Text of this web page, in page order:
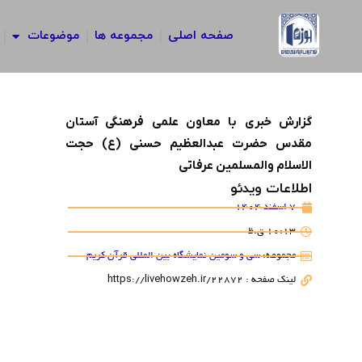
صفحه اصلی مجموعه ها موضوعات
گزارش خبری با معاون علمی فرهنگی آستان
مقدس حضرت عبدالعظیم حسنی (ع) حجت
الاسلام والمسلمین عرفاتی
اطلاعات ویدئو
7 اسفند 1404
10:13 ق.ظ
مجموعه:سی و سومین نمایشگاه بین المللی قرآن کریم
لینک صفحه : https://livehowzeh.ir/22872